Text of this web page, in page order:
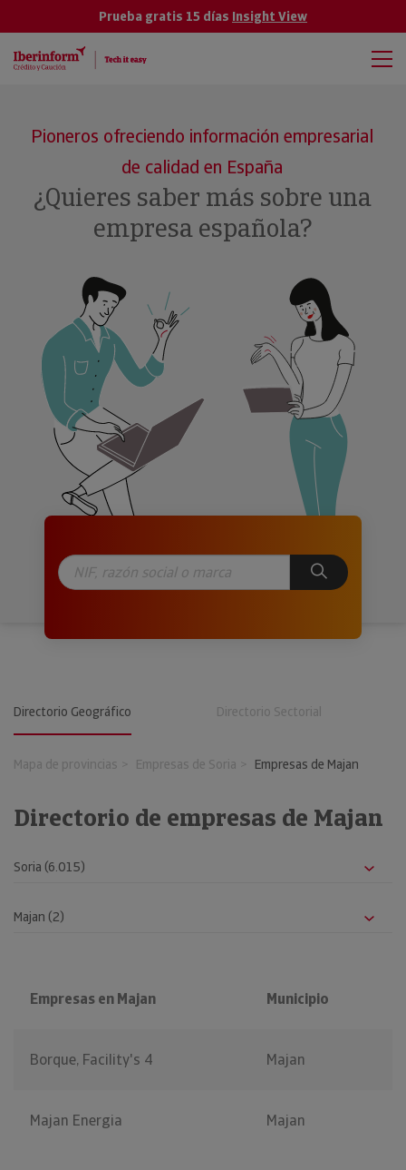
Prueba gratis 15 días Insight View
Pioneros ofreciendo información empresarial
de calidad en España
¿Quieres saber más sobre una
empresa española?
Directorio Geográfico Directorio Sectorial
Mapa de provincias Empresas de Soria Empresas de Majan
Directorio de empresas de Majan
Empresas en Majan Municipio
Borque, Facility's 4 Majan
Majan Energia Majan